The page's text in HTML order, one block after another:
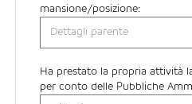
mansione/posizione:
Ha prestato la propria attività
per conto delle Pubbliche